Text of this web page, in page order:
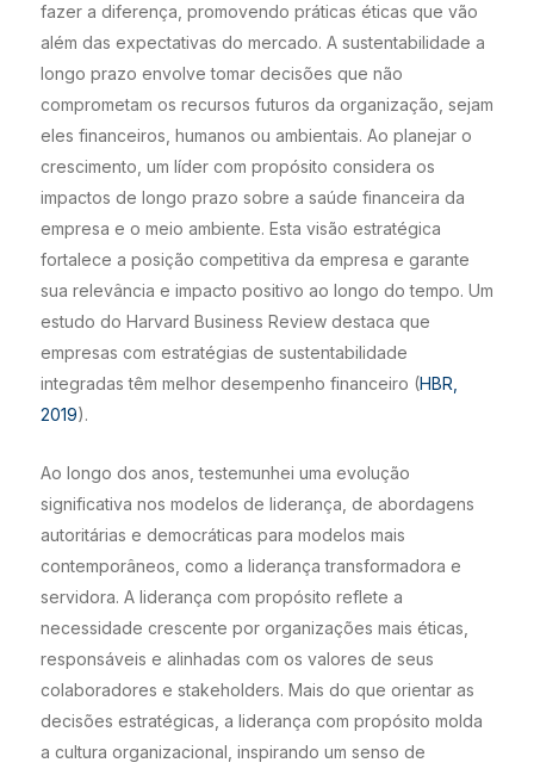
fazer a diferença, promovendo práticas éticas que vão
além das expectativas do mercado. A sustentabilidade a
longo prazo envolve tomar decisões que não
comprometam os recursos futuros da organização, sejam
eles financeiros, humanos ou ambientais. Ao planejar o
crescimento, um líder com propósito considera os
impactos de longo prazo sobre a saúde financeira da
empresa e o meio ambiente. Esta visão estratégica
fortalece a posição competitiva da empresa e garante
sua relevância e impacto positivo ao longo do tempo. Um
estudo do Harvard Business Review destaca que
empresas com estratégias de sustentabilidade
integradas têm melhor desempenho financeiro (HBR,
2019).
Ao longo dos anos, testemunhei uma evolução
significativa nos modelos de liderança, de abordagens
autoritárias e democráticas para modelos mais
contemporâneos, como a liderança transformadora e
servidora. A liderança com propósito reflete a
necessidade crescente por organizações mais éticas,
responsáveis e alinhadas com os valores de seus
colaboradores e stakeholders. Mais do que orientar as
decisões estratégicas, a liderança com propósito molda
a cultura organizacional, inspirando um senso de